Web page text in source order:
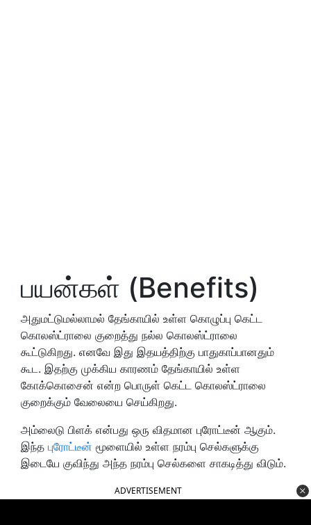
பயன்கள் (Benefits)
அதுமட்டுமல்லாமல் தேங்காயில் உள்ள கொழுப்பு கெட்ட
கொலஸ்ட்ராலை குறைத்து நல்ல கொலஸ்ட்ராலை
கூட்டுகிறது. எனவே இது இதயத்திற்கு பாதுகாப்பானதும்
கூட. இதற்கு முக்கிய காரணம் தேங்காயில் உள்ள
கோக்கொசைன் என்ற பொருள் கெட்ட கொலஸ்ட்ராலை
குறைக்கும் வேலையை செய்கிறது.
அம்லைடு பிளக் என்பது ஒரு விதமான புரோட்டீன் ஆகும்.
இந்த புரோட்டீன் மூளையில் உள்ள நரம்பு செல்களுக்கு
இடையே குவிந்து அந்த நரம்பு செல்களை சாகடித்து விடும்.
ADVERTISEMENT